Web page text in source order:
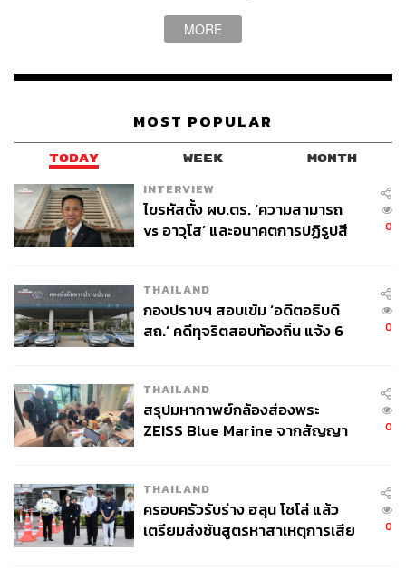
MORE
MOST POPULAR
TODAY WEEK MONTH
INTERVIEW
ไขรหัสตั้ง ผบ.ตร. ‘ความสามารถ
vs อาวุโส’ และอนาคตการปฏิรูปสี
0
THAILAND
กองปราบฯ สอบเข้ม ‘อดีตอธิบดี
สถ.’ คดีทุจริตสอบท้องถิ่น แจ้ง 6
0
THAILAND
สรุปมหากาพย์กล้องส่องพระ
ZEISS Blue Marine จากสัญญา
จ่ายหนี้-แอบระบุแบรนด์
0
THAILAND
ครอบครัวรับร่าง ฮลุน โซโล่ แล้ว
เตรียมส่งชันสูตรหาสาเหตุการเสีย
0